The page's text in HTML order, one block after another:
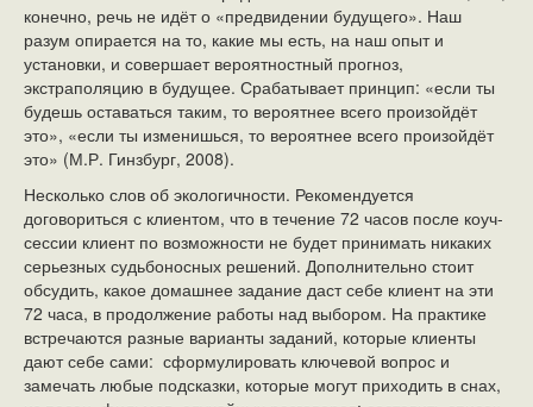
конечно, речь не идёт о «предвидении будущего». Наш
разум опирается на то, какие мы есть, на наш опыт и
установки, и совершает вероятностный прогноз,
экстраполяцию в будущее. Срабатывает принцип: «если ты
будешь оставаться таким, то вероятнее всего произойдёт
это», «если ты изменишься, то вероятнее всего произойдёт
это» (М.Р. Гинзбург, 2008).
Несколько слов об экологичности. Рекомендуется
договориться с клиентом, что в течение 72 часов после коуч-
сессии клиент по возможности не будет принимать никаких
серьезных судьбоносных решений. Дополнительно стоит
обсудить, какое домашнее задание даст себе клиент на эти
72 часа, в продолжение работы над выбором. На практике
встречаются разные варианты заданий, которые клиенты
дают себе сами: сформулировать ключевой вопрос и
замечать любые подсказки, которые могут приходить в снах,